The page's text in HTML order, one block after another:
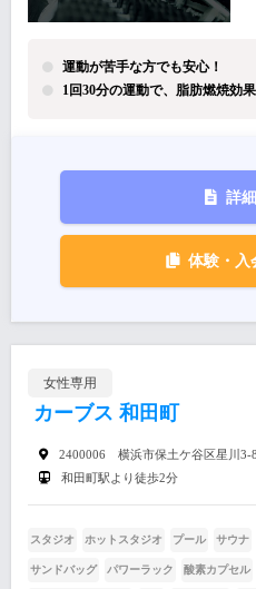
運動が苦手な方でも安心！
1回30分の運動で、脂肪燃焼効
詳
体験・入
女性専用
カーブス 和田町
2400006 横浜市保土ケ谷区星川3-
和田町駅より徒歩2分
スタジオ ホットスタジオ プール サウナ
サンドバッグ パワーラック 酸素カプセル